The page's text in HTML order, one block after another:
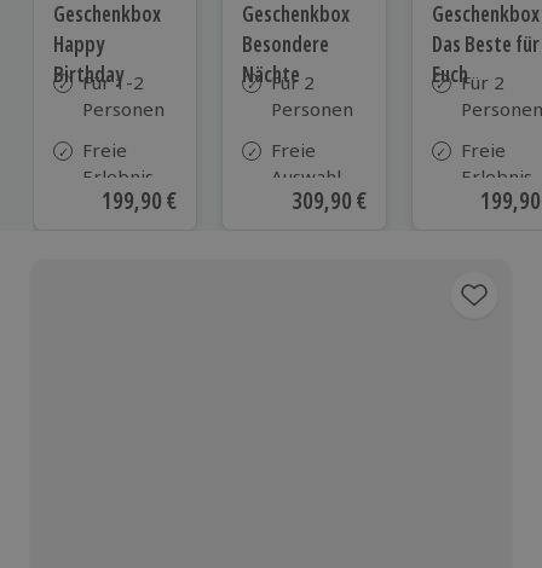
Geschenkbox
Happy
Birthday
Für 1-2
Personen
Freie
Erlebnis-
Auswahl
Aktueller Preis
199,90 €
Geschenkbox
Besondere
Nächte
Für 2
Personen
Freie
Auswahl
aus ca. 290
Aktueller Preis
309,90 €
Geschenkbox
Das Beste für
EuchFür 2
Personen
Freie
Erlebnis-
Auswahl